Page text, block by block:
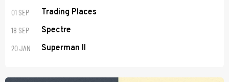
01 SEP Trading Places
18 SEP Spectre
20 JAN Superman II